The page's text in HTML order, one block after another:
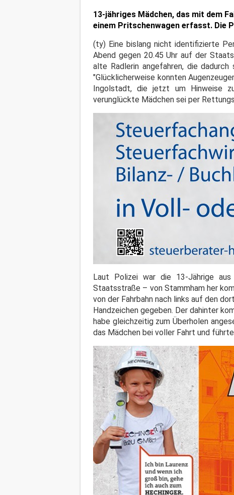
13-jähriges Mädchen, das mit dem
einem Pritschenwagen erfasst. Die
(ty) Eine bislang nicht identifizierte
Abend gegen 20.45 Uhr auf der
alte Radlerin angefahren, die
"Glücklicherweise konnten
Ingolstadt, die jetzt um Hinweise
verunglückte Mädchen sei per
Laut Polizei war die 13-Jährige
Staatsstraße – von Stammham her
von der Fahrbahn nach links auf den
Handzeichen gegeben. Der dahinter
habe gleichzeitig zum Überholen
das Mädchen bei voller Fahrt und